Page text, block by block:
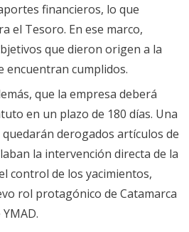
financieros, lo que
el Tesoro. En ese marco,
que dieron origen a la
encuentran cumplidos.
que la empresa deberá
en un plazo de 180 días. Una
derogados artículos de
la intervención directa de la
control de los yacimientos,
rol protagónico de Catamarca